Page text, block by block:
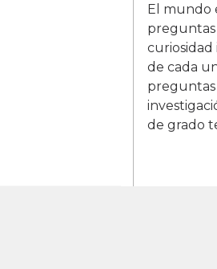
El mundo
preguntas
curiosidad
de cada
de grado